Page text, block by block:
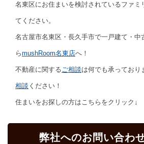
名東区にお住まいを検討されているファミ
てください。
名古屋市名東区・長久手市で一戸建て・中
らmushRoom名東店へ！
不動産に関するご相談は何でも承っており
相談 ください！
住まいをお探しの方はこちらをクリック↓
弊社へのお問い合わ